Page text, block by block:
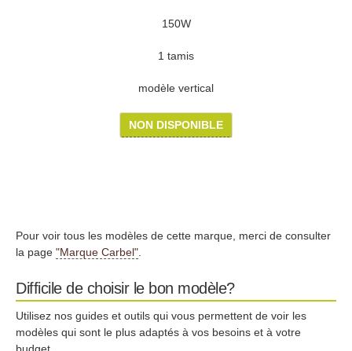
150W
1 tamis
modèle vertical
NON DISPONIBLE
Pour voir tous les modèles de cette marque, merci de consulter
la page "Marque Carbel"
Difficile de choisir le bon modèle?
Utilisez nos guides et outils qui vous permettent de voir les
modèles qui sont le plus adaptés à vos besoins et à votre